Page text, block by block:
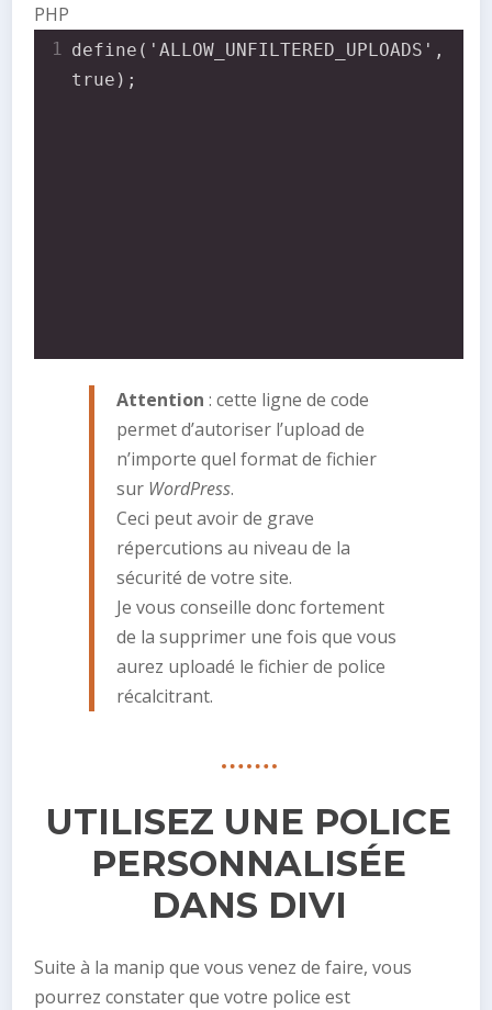
PHP
1
define('ALLOW_UNFILTERED_UPLOADS',
true);
Attention : cette ligne de code
permet d’autoriser l’upload de
n’importe quel format de fichier
sur WordPress.
Ceci peut avoir de grave
répercutions au niveau de la
sécurité de votre site.
Je vous conseille donc fortement
de la supprimer une fois que vous
aurez uploadé le fichier de police
récalcitrant.
UTILISEZ UNE POLICE
PERSONNALISÉE
DANS DIVI
Suite à la manip que vous venez de faire, vous
pourrez constater que votre police est